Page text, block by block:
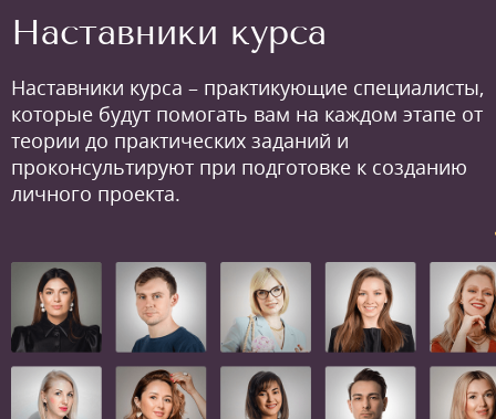
Наставники курса
Наставники курса – практикующие специалисты,
которые будут помогать вам на каждом этапе от
теории до практических заданий и
проконсультируют при подготовке к созданию
личного проекта.